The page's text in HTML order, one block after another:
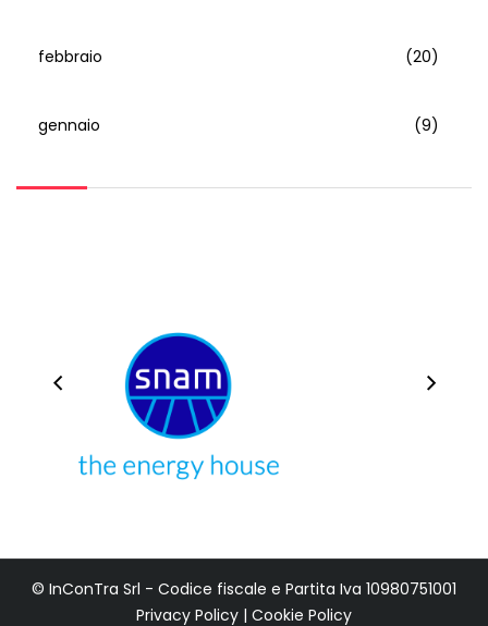
febbraio (20)
gennaio (9)
© InConTra Srl - Codice fiscale e Partita Iva 10980751001
Privacy Policy | Cookie Policy